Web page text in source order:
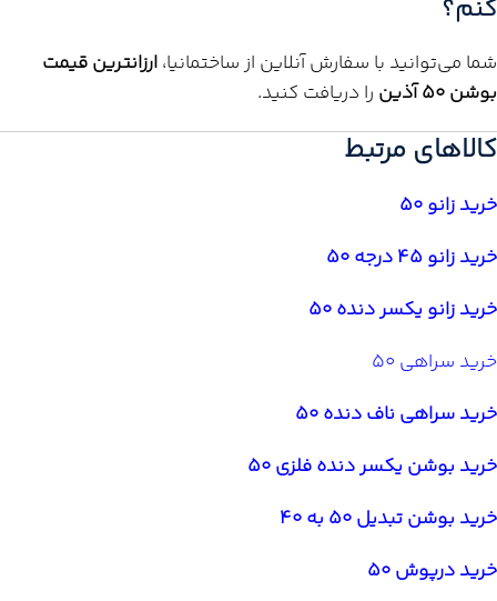
کنم؟
شما می‌توانید با سفارش آنلاین از ساختمانیا،ارزانترین قیمت
بوشن 50 آذین
را دریافت کنید.
کالاهای مرتبط
خرید زانو 50
خرید زانو 45 درجه 50
خرید زانو یکسر دنده 50
خرید سراهی 50
خرید سراهی ناف دنده 50
خرید بوشن یکسر دنده فلزی 50
خرید بوشن تبدیل 50 به 40
خرید درپوش 50